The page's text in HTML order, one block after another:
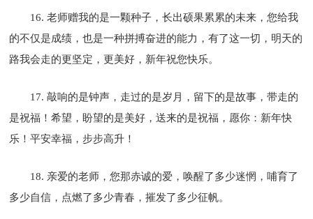
16. 老师赠我的是一颗种子，长出硕果累累的未来，您给我
的不仅是成绩，也是一种拼搏奋进的能力，有了这一切，明天的
路我会走的更坚定，更美好，新年祝您快乐。
17. 敲响的是钟声，走过的是岁月，留下的是故事，带走的
是祝福！希望，盼望的是美好，送来的是祝福，愿你：新年快
乐！平安幸福，步步高升！
18. 亲爱的老师，您那赤诚的爱，唤醒了多少迷惘，哺育了
多少自信，点燃了多少青春，摧发了多少征帆。